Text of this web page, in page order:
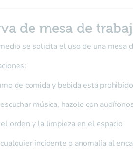
de mesa de
se solicita el uso de una mesa
de comida y bebida está
música, hazolo con
orden y la limpieza en el espacio
incidente o anomalía al